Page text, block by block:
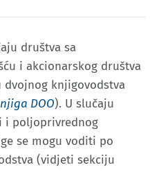
društva sa
i akcionarskog društva
knjigovodstva
DOO). U slučaju
i poljoprivrednog
se mogu voditi po
(vidjeti sekciju